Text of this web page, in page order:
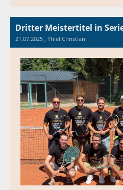
21.07.2025 , Thiel Christian